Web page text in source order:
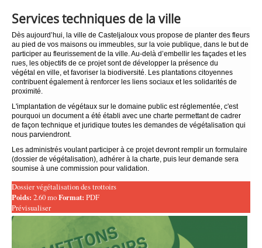
Services techniques de la ville
Dès aujourd’hui, la ville de Casteljaloux vous propose de planter des fleurs
au pied de vos maisons ou immeubles, sur la voie publique, dans le but de
participer au fleurissement de la ville. Au-delà d’embellir les façades et les
rues, les objectifs de ce projet sont de développer la présence du
végétal en ville, et favoriser la biodiversité. Les plantations citoyennes
contribuent également à renforcer les liens sociaux et les solidarités de
proximité.
L'implantation de végétaux sur le domaine public est réglementée, c'est
pourquoi un document a été établi avec une charte permettant de cadrer
de façon technique et juridique toutes les demandes de végétalisation qui
nous parviendront.
Les administrés voulant participer à ce projet devront remplir un formulaire
(dossier de végétalisation), adhérer à la charte, puis leur demande sera
soumise à une commission pour validation.
Dossier végétalisation des trottoirs
Poids: 2.60 moFormat: PDF
Prévisualiser